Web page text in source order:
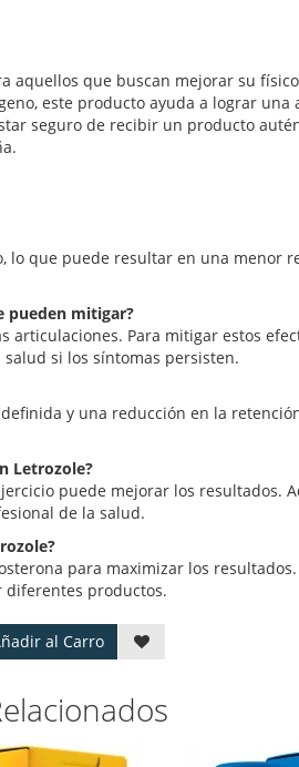
aquellos que buscan mejorar su
este producto ayuda a lograr una
seguro de recibir un producto
lo que puede resultar en una menor
pueden mitigar?
Para mitigar estos
si los síntomas persisten.
y una reducción en la
Letrozole?
puede mejorar los resultados.
de la salud.
para maximizar los
diferentes productos.
al Carro